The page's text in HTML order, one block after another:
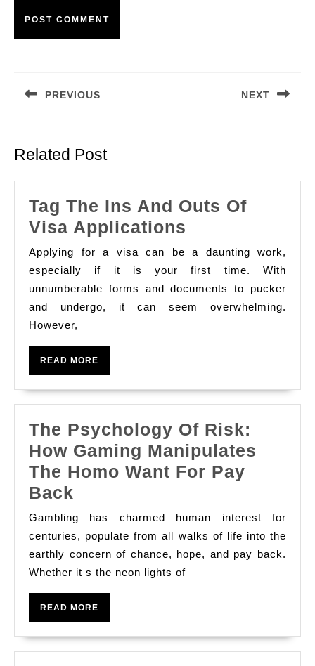
PREVIOUS NEXT
Related Post
Tag The Ins And Outs Of
Visa Applications
The
Ins
And
Outs
Applying for a visa can be a daunting work,
especially if it is your first time. With
unnumberable forms and documents to pucker
and undergo, it can seem overwhelming.
However,
READ MORE
The Psychology Of Risk:
How Gaming Manipulates
The Homo Want For Pay
Back
Psychology
Of
Risk:
How
Gaming
Manipulates
The
Gambling has charmed human interest for
centuries, populate from all walks of life into the
earthly concern of chance, hope, and pay back.
Whether it s the neon lights of
READ MORE